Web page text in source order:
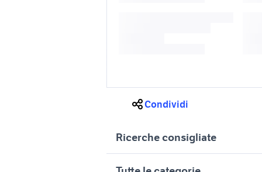
Condividi
Ricerche consigliate